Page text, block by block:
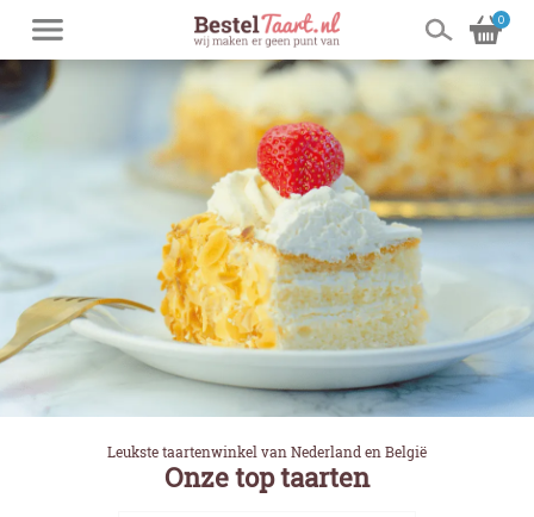
0
Leukste taartenwinkel van Nederland en België
Onze top taarten